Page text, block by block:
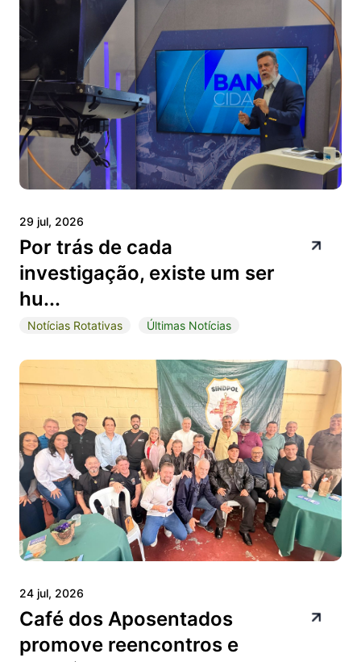
29 jul, 2026
Por trás de cada
investigação, existe um ser
hu...
Notícias Rotativas Últimas Notícias
24 jul, 2026
Café dos Aposentados
promove reencontros e